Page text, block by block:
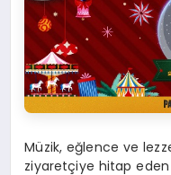
Müzik, eğlence ve
ziyaretçiye hitap